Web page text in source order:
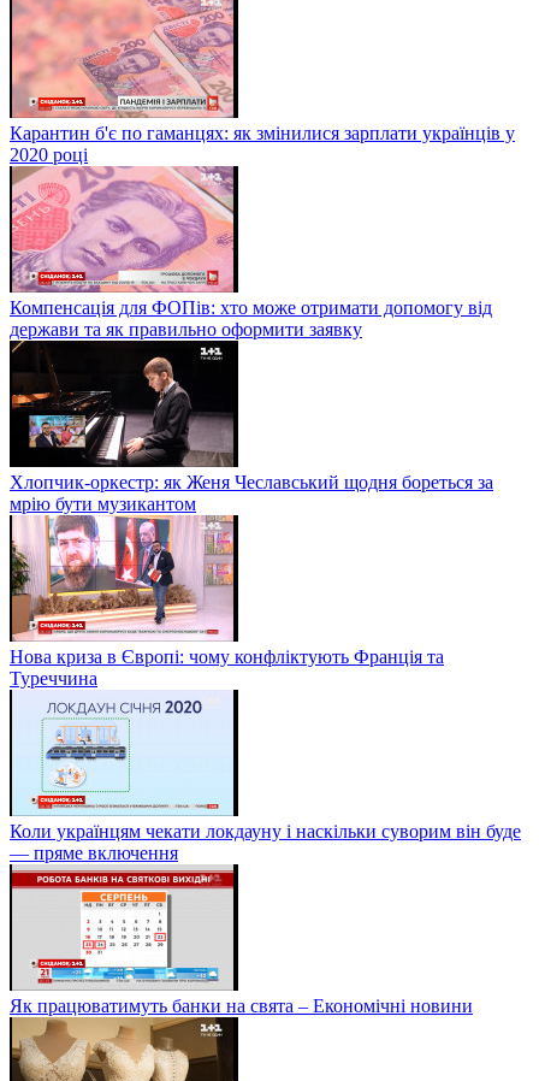
Карантин б'є по гаманцях: як змінилися зарплати українців у
2020 році
Компенсація для ФОПів: хто може отримати допомогу від
держави та як правильно оформити заявку
Хлопчик-оркестр: як Женя Чеславський щодня бореться за
мрію бути музикантом
Нова криза в Європі: чому конфліктують Франція та
Туреччина
Коли українцям чекати локдауну і наскільки суворим він буде
— пряме включення
Як працюватимуть банки на свята – Економічні новини